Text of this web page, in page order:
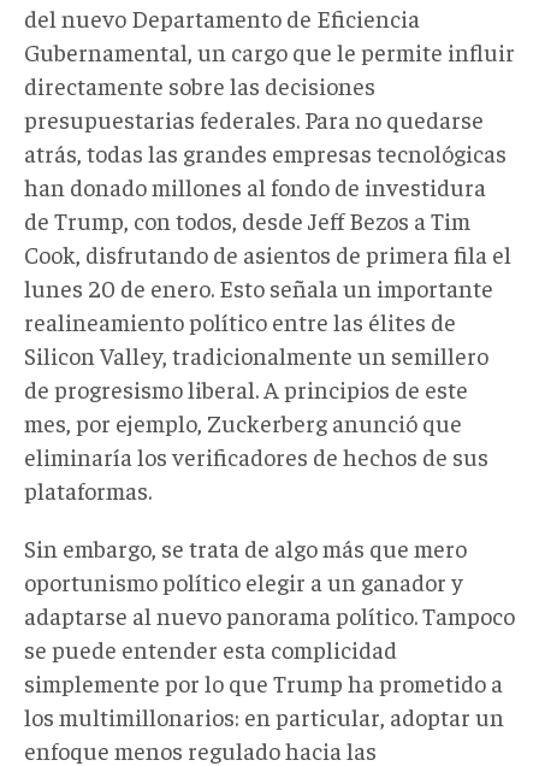
del nuevo Departamento de Eficiencia
Gubernamental, un cargo que le permite influir
directamente sobre las decisiones
presupuestarias federales. Para no quedarse
atrás, todas las grandes empresas tecnológicas
han donado millones al fondo de investidura
de Trump, con todos, desde Jeff Bezos a Tim
Cook, disfrutando de asientos de primera fila el
lunes 20 de enero. Esto señala un importante
realineamiento político entre las élites de
Silicon Valley, tradicionalmente un semillero
de progresismo liberal. A principios de este
mes, por ejemplo, Zuckerberg anunció que
eliminaría los verificadores de hechos de sus
plataformas.
Sin embargo, se trata de algo más que mero
oportunismo político elegir a un ganador y
adaptarse al nuevo panorama político. Tampoco
se puede entender esta complicidad
simplemente por lo que Trump ha prometido a
los multimillonarios: en particular, adoptar un
enfoque menos regulado hacia las